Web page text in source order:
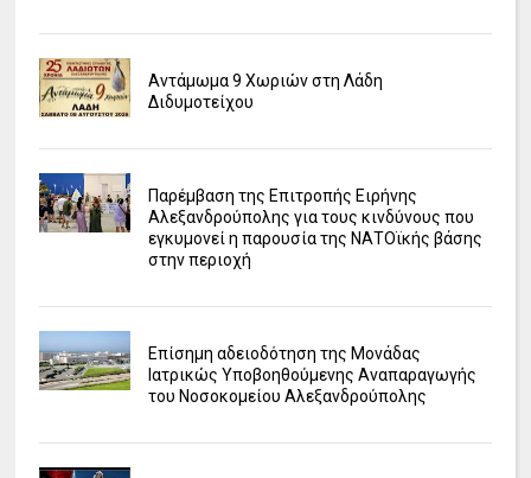
Αντάμωμα 9 Χωριών στη Λάδη
Διδυμοτείχου
Παρέμβαση της Επιτροπής Ειρήνης
Αλεξανδρούπολης για τους κινδύνους που
εγκυμονεί η παρουσία της ΝΑΤΟϊκής βάσης
στην περιοχή
Επίσημη αδειοδότηση της Μονάδας
Ιατρικώς Υποβοηθούμενης Αναπαραγωγής
του Νοσοκομείου Αλεξανδρούπολης